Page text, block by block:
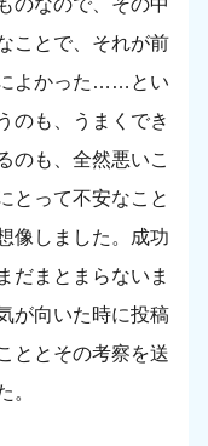
のなので、その中
ことで、それが前
よかった……とい
のも、うまくでき
のも、全然悪いこ
とって不安なこと
像しました。成功
だまとまらないま
が向いた時に投稿
ととその考察を送
。